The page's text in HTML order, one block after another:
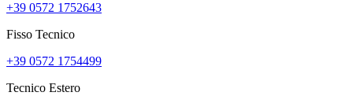
+39 0572 1752643
Fisso Tecnico
+39 0572 1754499
Tecnico Estero